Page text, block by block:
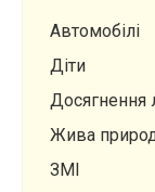
Автомобілі
Діти
Жива
ЗМІ